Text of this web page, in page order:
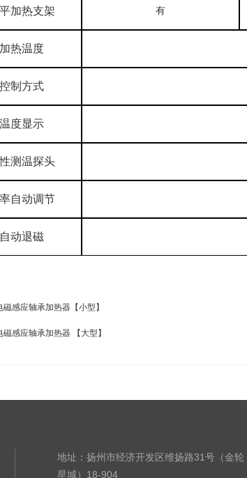
加热支架 有
加热温度
控制方式
温度显示
测温探头
自动调节
自动退磁
磁感应轴承加热器【小型】
磁感应轴承加热器 【大型】
地址：扬州市经济开发区维扬路31号（金轮
星城）18-904